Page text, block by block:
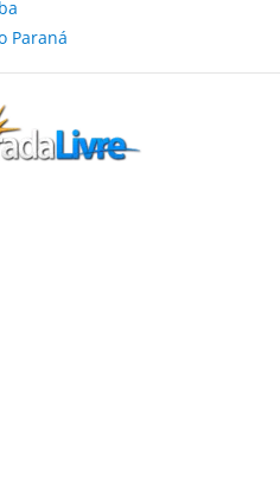
Paraná